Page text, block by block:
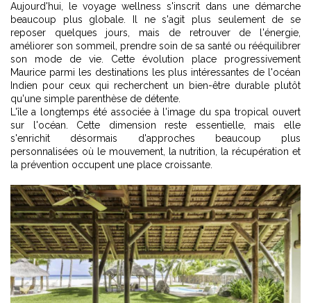
Aujourd'hui, le voyage wellness s'inscrit dans une démarche
beaucoup plus globale. Il ne s'agit plus seulement de se
reposer quelques jours, mais de retrouver de l'énergie,
améliorer son sommeil, prendre soin de sa santé ou rééquilibrer
son mode de vie. Cette évolution place progressivement
Maurice parmi les destinations les plus intéressantes de l'océan
Indien pour ceux qui recherchent un bien-être durable plutôt
qu'une simple parenthèse de détente.
L'île a longtemps été associée à l'image du spa tropical ouvert
sur l'océan. Cette dimension reste essentielle, mais elle
s'enrichit désormais d'approches beaucoup plus
personnalisées où le mouvement, la nutrition, la récupération et
la prévention occupent une place croissante.